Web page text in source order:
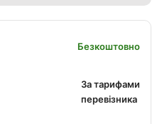
Безкоштовно
За тарифами
перевізника